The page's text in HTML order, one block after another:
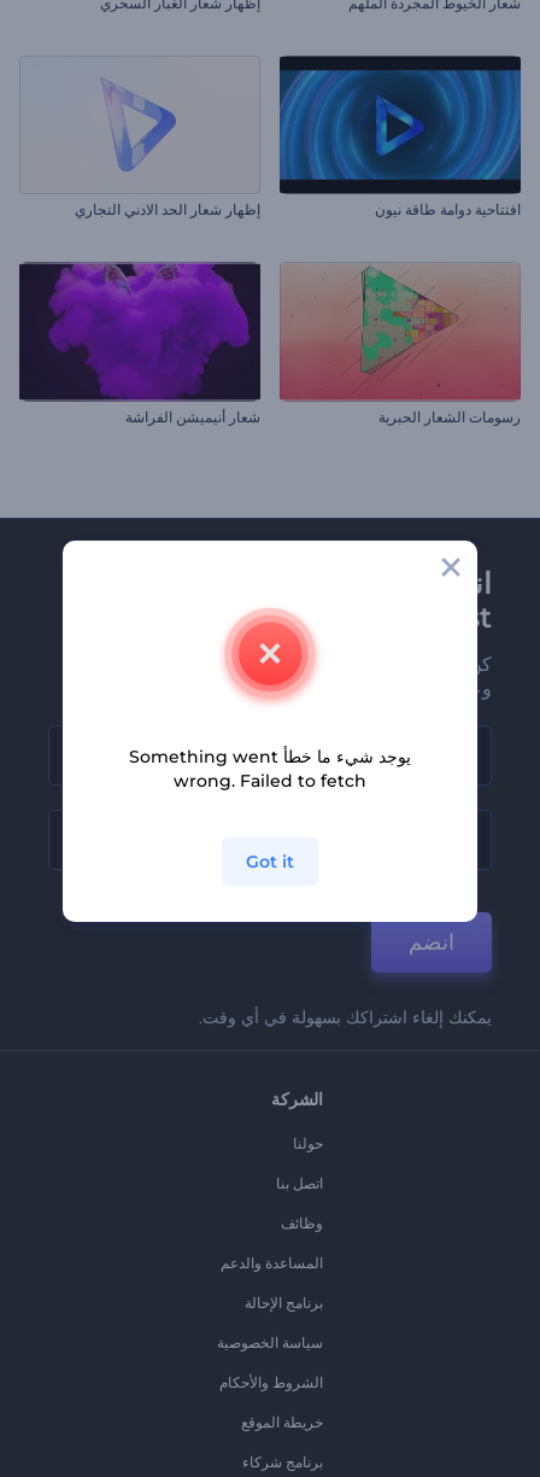
افتتاحية دوامة طاقة نيون إظهار شعار الحد الادني التجاري
رسومات الشعار الحبرية شعار أنيميشن الفراشة
انضم إلى نشرة
Renderforest الإخبارية
كن من بين أوائل من يستلمون أحدث أخبارنا
وعروضنا
انضم
يمكنك إلغاء اشتراكك بسهولة في أي وقت.
الشركة
حولنا
اتصل بنا
وظائف
المساعدة والدعم
برنامج الإحالة
سياسة الخصوصية
الشروط والأحكام
خريطة الموقع
برنامج شركاء
يوجد شيء ما خطأ Something went
wrong. Failed to fetch
Got it